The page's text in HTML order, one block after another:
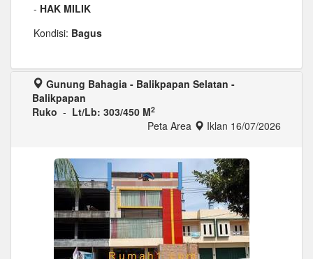
- HAK MILIK
Kondisi: Bagus
Gunung Bahagia - Balikpapan Selatan -
Balikpapan
Ruko - Lt/Lb: 303/450 M2
Peta Area Iklan 16/07/2026